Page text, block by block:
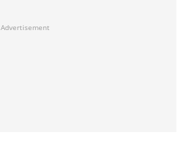
Advertisement